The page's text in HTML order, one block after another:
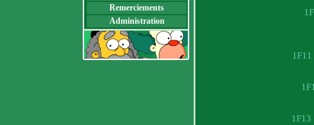
Remerciements
Administration
1F13